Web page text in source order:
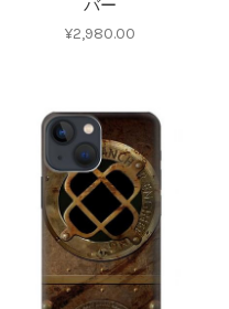
バー
¥2,980.00